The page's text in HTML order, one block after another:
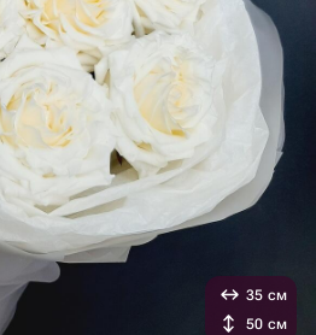
35 см
50 см